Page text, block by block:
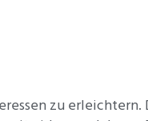
zu erleichtern.